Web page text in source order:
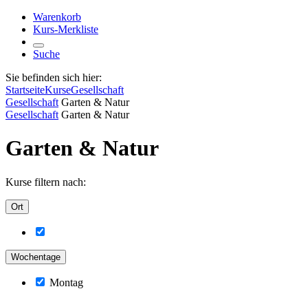
Warenkorb
Kurs-Merkliste
Suche
Sie befinden sich hier:
StartseiteKurseGesellschaft
Gesellschaft Garten & Natur
Gesellschaft Garten & Natur
Garten & Natur
Kurse filtern nach:
Ort
Wochentage
Montag